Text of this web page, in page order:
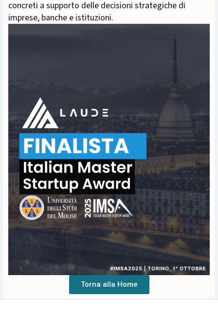
concreti a supporto delle decisioni strategiche di
imprese, banche e istituzioni.
Torna alla Home